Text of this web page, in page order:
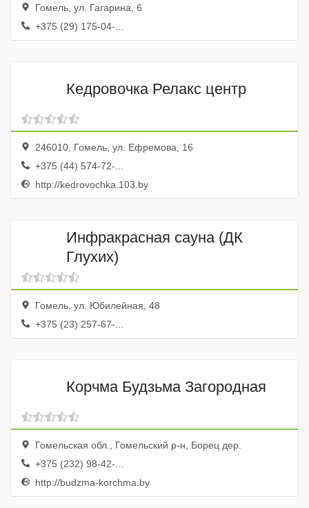
Гомель, ул. Гагарина, 6
+375 (29) 175-04-...
Кедровочка Релакс центр
246010, Гомель, ул. Ефремова, 16
+375 (44) 574-72-...
http://kedrovochka.103.by
Инфракрасная сауна (ДК
Глухих)
Гомель, ул. Юбилейная, 48
+375 (23) 257-67-...
Корчма Будзьма Загородная
Гомельская обл., Гомельский р-н, Борец дер.
+375 (232) 98-42-...
http://budzma-korchma.by